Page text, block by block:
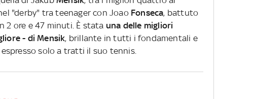
"derby" tra teenager con Joao Fonseca, battuto
2 ore e 47 minuti. È stata una delle migliori
- di Mensik, brillante in tutti i fondamentali e
solo a tratti il suo tennis.